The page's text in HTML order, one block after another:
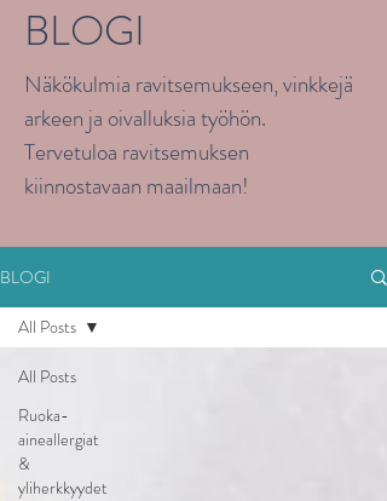
BLOGI
Näkökulmia ravitsemukseen, vinkkejä
arkeen ja oivalluksia työhön.
Tervetuloa ravitsemuksen
kiinnostavaan maailmaan!
BLOGI
All Posts
Ruoka-
aineallergiat
&
yliherkkyydet
All Posts